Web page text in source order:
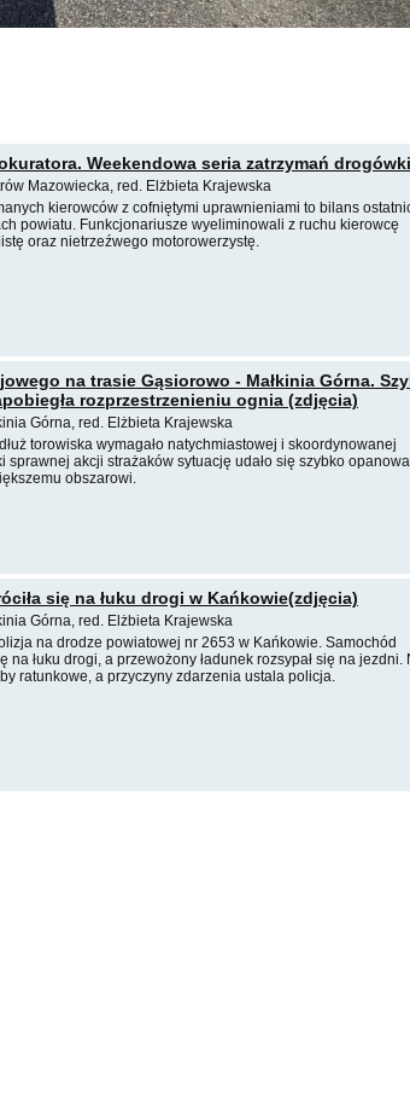
Weekendowa seria zatrzymań drogówki
Mazowiecka, red. Elżbieta Krajewska
kierowców z cofniętymi uprawnieniami to bilans
powiatu. Funkcjonariusze wyeliminowali z ruchu kierowcę
oraz nietrzeźwego motorowerzystę.
na trasie Gąsiorowo - Małkinia Górna.
rozprzestrzenieniu ognia (zdjęcia)
Górna, red. Elżbieta Krajewska
torowiska wymagało natychmiastowej i skoordynowanej
sprawnej akcji strażaków sytuację udało się szybko
obszarowi.
się na łuku drogi w Kańkowie(zdjęcia)
Górna, red. Elżbieta Krajewska
na drodze powiatowej nr 2653 w Kańkowie. Samochód
na łuku drogi, a przewożony ładunek rozsypał się na jezdni.
ratunkowe, a przyczyny zdarzenia ustala policja.